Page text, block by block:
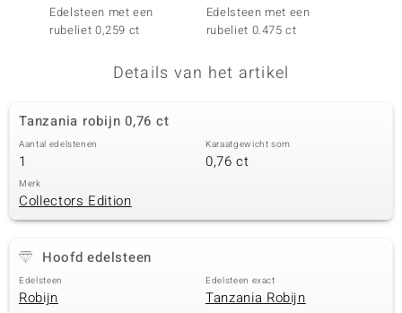
Edelsteen met een
rubeliet 0,259 ct
Edelsteen met een
rubeliet 0.475 ct
Details van het artikel
Tanzania robijn 0,76 ct
Aantal edelstenen
1
Karaatgewicht som
0,76 ct
Merk
Collectors Edition
Hoofd edelsteen
Edelsteen
Robijn
Edelsteen exact
Tanzania Robijn